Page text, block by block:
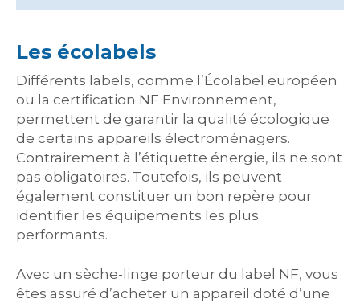
Les écolabels
Différents labels, comme l’Écolabel européen
ou la certification NF Environnement,
permettent de garantir la qualité écologique
de certains appareils électroménagers.
Contrairement à l’étiquette énergie, ils ne sont
pas obligatoires. Toutefois, ils peuvent
également constituer un bon repère pour
identifier les équipements les plus
performants.
Avec un sèche-linge porteur du label NF, vous
êtes assuré d’acheter un appareil doté d’une